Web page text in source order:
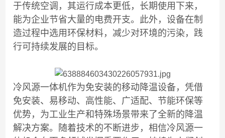
于传统空调，其运行成本更低，长期使用下来，
能为企业节省大量的电费开支。此外，设备在制
造过程中选用环保材料，减少对环境的污染，践
行可持续发展的目标。
冷风源一体机作为免安装的移动降温设备，凭借
免安装、易移动、高性能、广适配、节能环保等
优势，为工业生产和特殊场景带来了全新的降温
解决方案。随着技术的不断进步，相信冷风源一